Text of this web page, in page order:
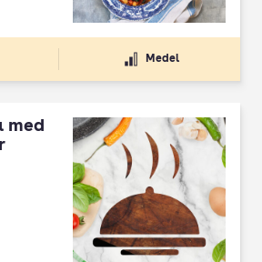
Medel
med